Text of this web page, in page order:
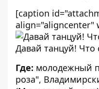
[caption
align="aligncenter"
Давай танцуй!
Где: молодежный
роза",